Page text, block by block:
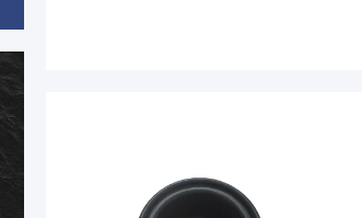
2020 में हांगम के साथ सहयोग करने के बाद से, उनके
समुद्री-ग्रेड रबर डायाफ्राम और औद्योगिक सदमे